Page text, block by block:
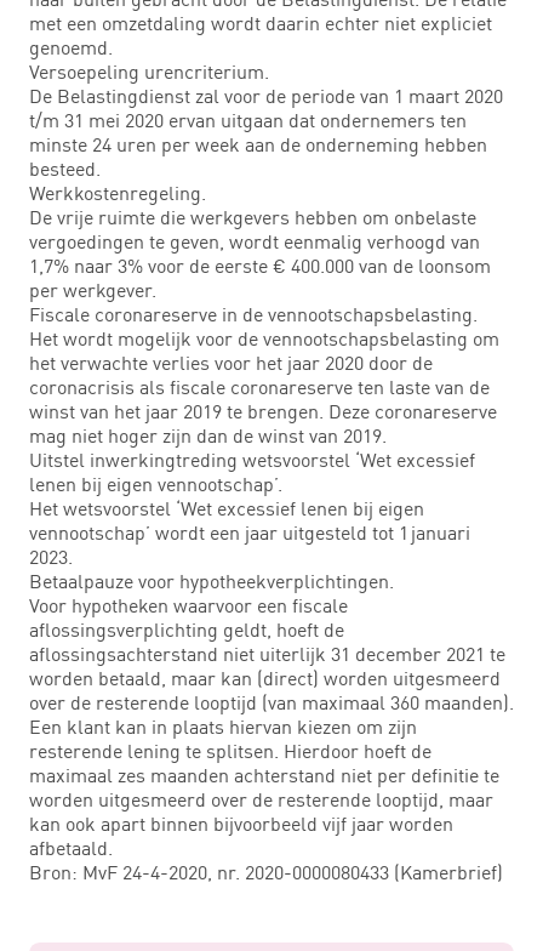
met een omzetdaling wordt daarin echter niet expliciet
genoemd.
Versoepeling urencriterium.
De Belastingdienst zal voor de periode van 1 maart 2020
t/m 31 mei 2020 ervan uitgaan dat ondernemers ten
minste 24 uren per week aan de onderneming hebben
besteed.
Werkkostenregeling.
De vrije ruimte die werkgevers hebben om onbelaste
vergoedingen te geven, wordt eenmalig verhoogd van
1,7% naar 3% voor de eerste € 400.000 van de loonsom
per werkgever.
Fiscale coronareserve in de vennootschapsbelasting.
Het wordt mogelijk voor de vennootschapsbelasting om
het verwachte verlies voor het jaar 2020 door de
coronacrisis als fiscale coronareserve ten laste van de
winst van het jaar 2019 te brengen. Deze coronareserve
mag niet hoger zijn dan de winst van 2019.
Uitstel inwerkingtreding wetsvoorstel ‘Wet excessief
lenen bij eigen vennootschap’.
Het wetsvoorstel ‘Wet excessief lenen bij eigen
vennootschap’ wordt een jaar uitgesteld tot 1 januari
2023.
Betaalpauze voor hypotheekverplichtingen.
Voor hypotheken waarvoor een fiscale
aflossingsverplichting geldt, hoeft de
aflossingsachterstand niet uiterlijk 31 december 2021 te
worden betaald, maar kan (direct) worden uitgesmeerd
over de resterende looptijd (van maximaal 360 maanden).
Een klant kan in plaats hiervan kiezen om zijn
resterende lening te splitsen. Hierdoor hoeft de
maximaal zes maanden achterstand niet per definitie te
worden uitgesmeerd over de resterende looptijd, maar
kan ook apart binnen bijvoorbeeld vijf jaar worden
afbetaald.
Bron: MvF 24-4-2020, nr. 2020-0000080433 (Kamerbrief)